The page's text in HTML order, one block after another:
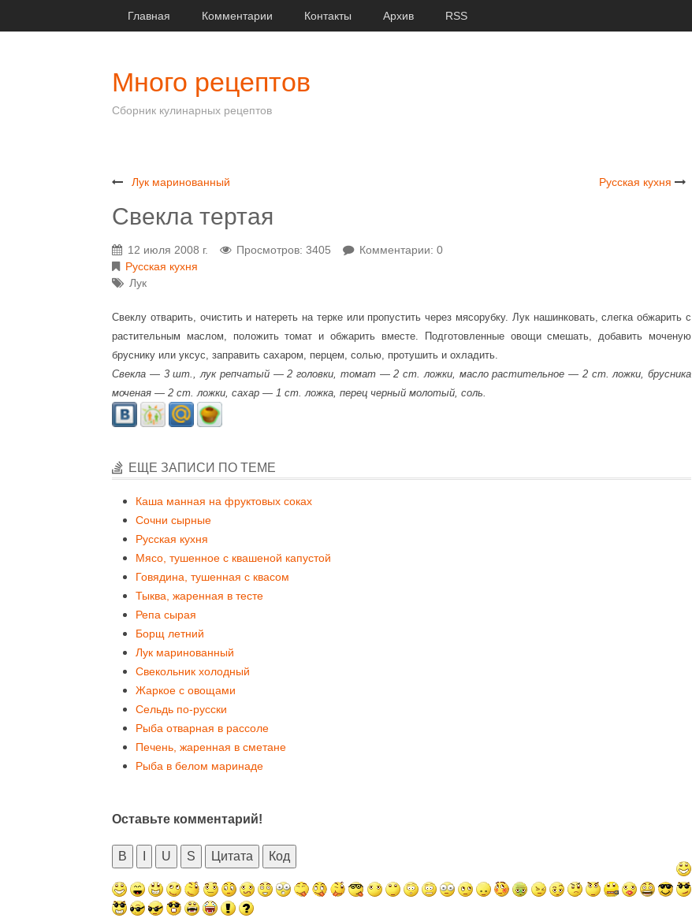
Главная Комментарии Контакты Архив RSS
Много рецептов
Сборник кулинарных рецептов
Лук маринованный Русская кухня
Свекла тертая
12 июля 2008 г. Просмотров: 3405
Комментарии: 0
Русская кухня
Лук
Свеклу отварить, очистить и натереть на терке или пропустить через мясорубку. Лук нашинковать, слегка обжарить с
растительным маслом, положить томат и обжарить вместе. Подготовленные овощи смешать, добавить моченую
бруснику или уксус, заправить сахаром, перцем, солью, протушить и охладить.
Свекла — 3 шт., лук репчатый — 2 головки, томат — 2 ст. ложки, масло растительное — 2 ст. ложки, брусника
моченая — 2 ст. ложки, сахар — 1 ст. ложка, перец черный молотый, соль.
ЕЩЕ ЗАПИСИ ПО ТЕМЕ
Каша манная на фруктовых соках
Сочни сырные
Русская кухня
Мясо, тушенное с квашеной капустой
Говядина, тушенная с квасом
Тыква, жаренная в тесте
Репа сырая
Борщ летний
Лук маринованный
Свекольник холодный
Жаркое с овощами
Сельдь по-русски
Рыба отварная в рассоле
Печень, жаренная в сметане
Рыба в белом маринаде
Оставьте комментарий!
B U S Цитата Код